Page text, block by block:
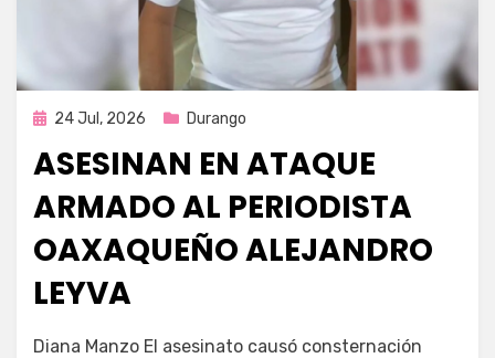
Publicada
24 Jul, 2026 Durango
ASESINAN EN ATAQUE
ARMADO AL PERIODISTA
OAXAQUEÑO ALEJANDRO
LEYVA
Fernando Miranda Servín
Diana Manzo El asesinato causó consternación